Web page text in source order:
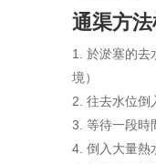
通渠方
於淤塞的去
境）
往去水位倒
等待一段時
倒入大量熱